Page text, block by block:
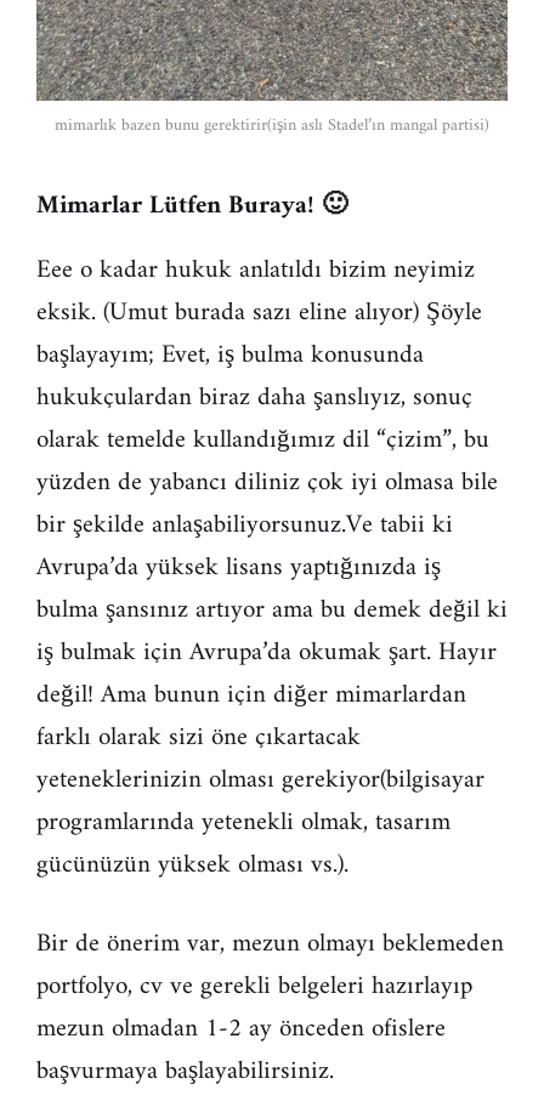
mimarlık bazen bunu gerektirir(işin aslı Stadel’ın mangal partisi)
Mimarlar Lütfen Buraya! 🙂
Eee o kadar hukuk anlatıldı bizim neyimiz
eksik. (Umut burada sazı eline alıyor) Şöyle
başlayayım; Evet, iş bulma konusunda
hukukçulardan biraz daha şanslıyız, sonuç
olarak temelde kullandığımız dil “çizim”, bu
yüzden de yabancı diliniz çok iyi olmasa bile
bir şekilde anlaşabiliyorsunuz.Ve tabii ki
Avrupa’da yüksek lisans yaptığınızda iş
bulma şansınız artıyor ama bu demek değil ki
iş bulmak için Avrupa’da okumak şart. Hayır
değil! Ama bunun için diğer mimarlardan
farklı olarak sizi öne çıkartacak
yeteneklerinizin olması gerekiyor(bilgisayar
programlarında yetenekli olmak, tasarım
gücünüzün yüksek olması vs.).
Bir de önerim var, mezun olmayı beklemeden
portfolyo, cv ve gerekli belgeleri hazırlayıp
mezun olmadan 1-2 ay önceden ofislere
başvurmaya başlayabilirsiniz.